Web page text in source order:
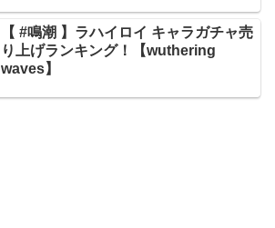
【 #鳴潮 】ラハイロイ キャラガチャ売
り上げランキング！【wuthering
waves】